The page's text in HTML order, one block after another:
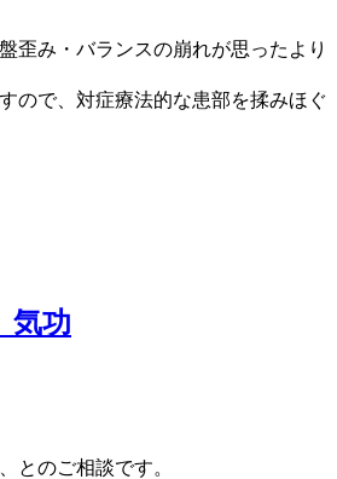
歪み・バランスの崩れが思ったより
ので、対症療法的な患部を揉みほぐ
気功
とのご相談です。